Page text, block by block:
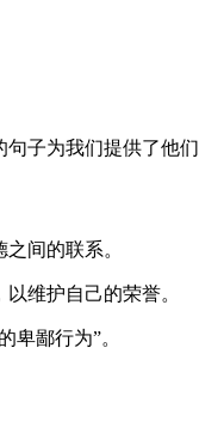
句子为我们提供了他们
间的联系。
维护自己的荣誉。
卑鄙行为”。